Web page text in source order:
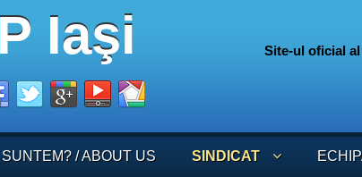
Site-ul oficial
/ ABOUT US SINDICAT